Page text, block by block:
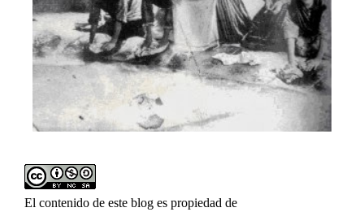
El contenido de este blog es propiedad de